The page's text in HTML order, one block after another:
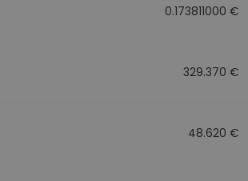
0.173811000 €
329.370 €
48.620 €